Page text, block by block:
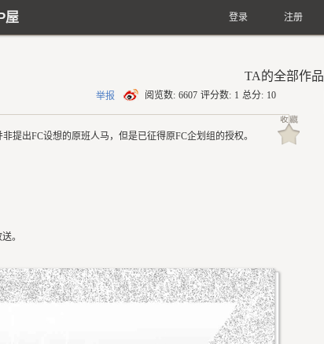
屋 注册
登录
TA的全部作品
阅览数: 6607 评分数: 1 总分: 10
举报
提出FC设想的原班人马，但是已征得原FC企划组的授权。
。